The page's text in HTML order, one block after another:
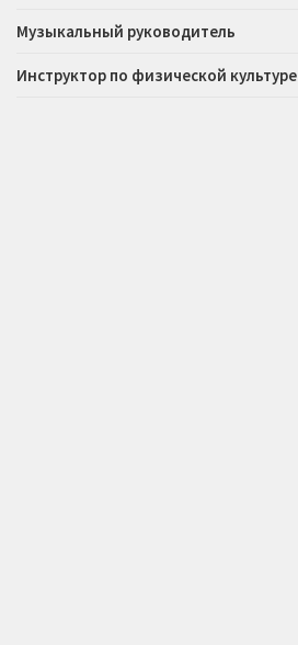
Музыкальный руководитель
Инструктор по физической культуре